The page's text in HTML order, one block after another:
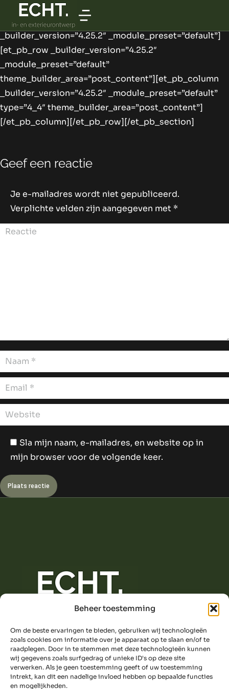
Beheer toestemming
Om de beste ervaringen te bieden, gebruiken wij technologieën
zoals cookies om informatie over je apparaat op te slaan en/of te
raadplegen. Door in te stemmen met deze technologieën kunnen
wij gegevens zoals surfgedrag of unieke ID's op deze site
verwerken. Als je geen toestemming geeft of uw toestemming
intrekt, kan dit een nadelige invloed hebben op bepaalde functies
en mogelijkheden.
[et_pb_section fb_built=”1″
theme_builder_area=”post_content”
_builder_version=”4.25.2″ _module_preset=”default”]
[et_pb_row _builder_version=”4.25.2″
_module_preset=”default”
theme_builder_area=”post_content”][et_pb_column
_builder_version=”4.25.2″ _module_preset=”default”
type=”4_4″ theme_builder_area=”post_content”]
[/et_pb_column][/et_pb_row][/et_pb_section]
Geef een reactie
Je e-mailadres wordt niet gepubliceerd.
Verplichte velden zijn aangegeven met *
Reactie
Naam *
Email *
Website
Sla mijn naam, e-mailadres, en website op in
mijn browser voor de volgende keer.
Plaats reactie
038-2003060
info@echtontwerp.nl
Privacy policy